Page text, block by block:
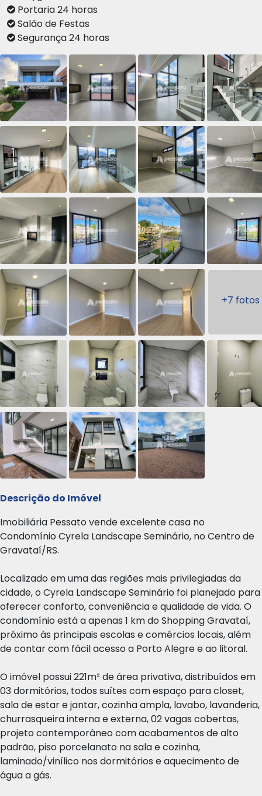
Portaria 24 horas
Salão de Festas
Segurança 24 horas
+7 fotos
Descrição do Imóvel
Imobiliária Pessato vende excelente casa no
Condomínio Cyrela Landscape Seminário, no Centro de
Gravataí/RS.
Localizado em uma das regiões mais privilegiadas da
cidade, o Cyrela Landscape Seminário foi planejado para
oferecer conforto, conveniência e qualidade de vida. O
condomínio está a apenas 1 km do Shopping Gravataí,
próximo às principais escolas e comércios locais, além
de contar com fácil acesso a Porto Alegre e ao litoral.
O imóvel possui 221m² de área privativa, distribuídos em
03 dormitórios, todos suítes com espaço para closet,
sala de estar e jantar, cozinha ampla, lavabo, lavanderia,
churrasqueira interna e externa, 02 vagas cobertas,
projeto contemporâneo com acabamentos de alto
padrão, piso porcelanato na sala e cozinha,
laminado/vinílico nos dormitórios e aquecimento de
água a gás.